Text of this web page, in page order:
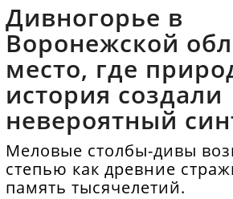
Дивногорье в
Воронежской
место, где
история создали
невероятный
Меловые столбы-дивы
степью как древние
память тысячелетий.